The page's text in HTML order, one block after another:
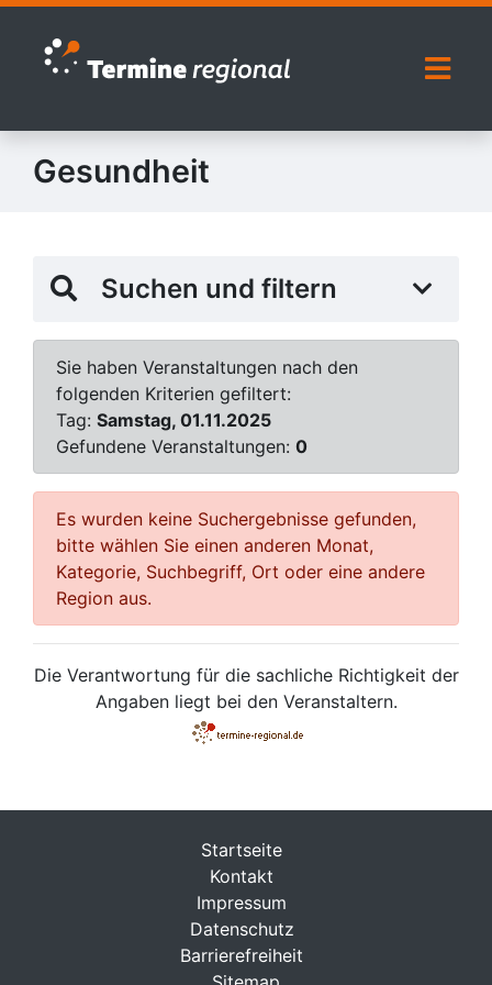
Zur Navigation springen
Zum Inhalt springen
Gesundheit
Suchen und filtern
Sie haben Veranstaltungen nach den
folgenden Kriterien gefiltert:
Tag: Samstag, 01.11.2025
Gefundene Veranstaltungen: 0
Es wurden keine Suchergebnisse gefunden,
bitte wählen Sie einen anderen Monat,
Kategorie, Suchbegriff, Ort oder eine andere
Region aus.
Die Verantwortung für die sachliche Richtigkeit der
Angaben liegt bei den Veranstaltern.
Startseite
Kontakt
Impressum
Datenschutz
Barrierefreiheit